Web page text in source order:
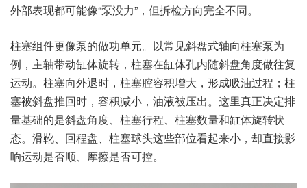
外部表现都可能像“泵没力”，但拆检方向完全不同。
柱塞组件更像泵的做功单元。以常见斜盘式轴向柱塞泵为
例，主轴带动缸体旋转，柱塞在缸体孔内随斜盘角度做往复
运动。柱塞向外退时，柱塞腔容积增大，形成吸油过程；柱
塞被斜盘推回时，容积减小，油液被压出。这里真正决定排
量基础的是斜盘角度、柱塞行程、柱塞数量和缸体旋转状
态。滑靴、回程盘、柱塞球头这些部位看起来小，却直接影
响运动是否顺、摩擦是否可控。